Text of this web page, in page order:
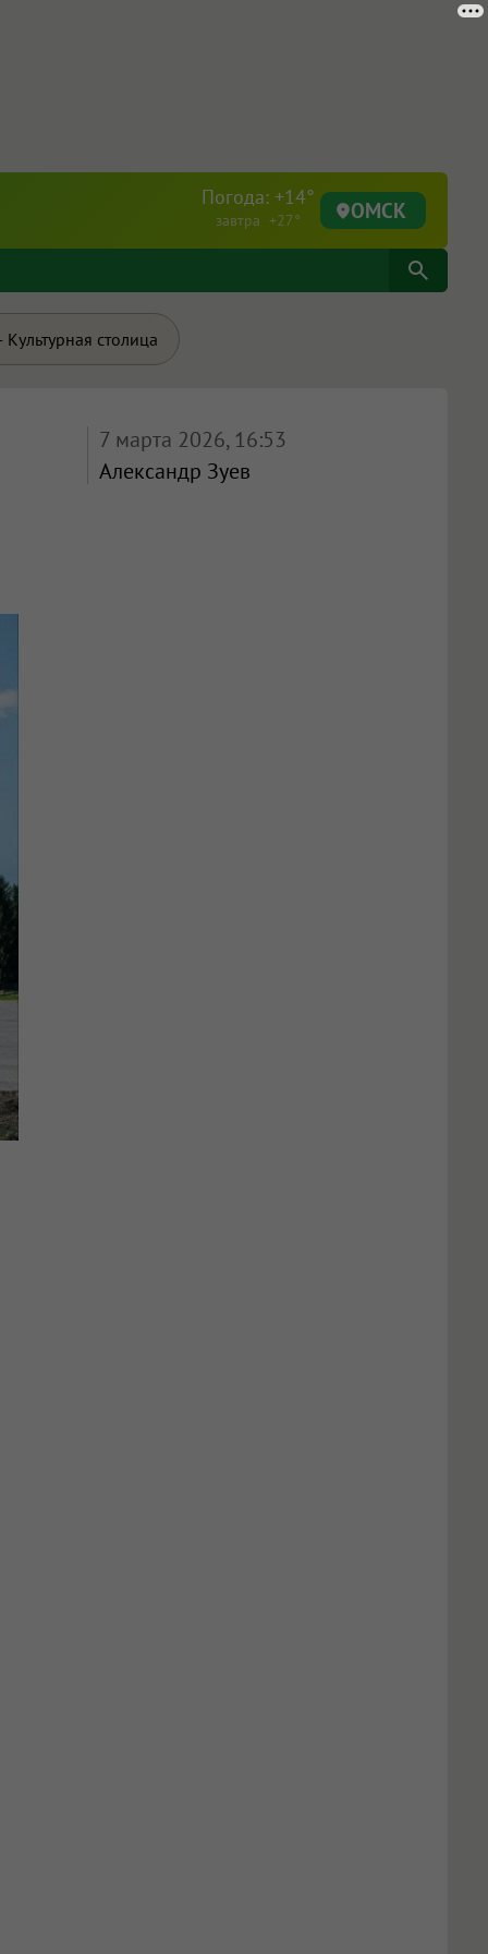
Погода: +14°
завтра +27° ОМСК
столица
7 марта 2026, 16:53
Александр Зуев